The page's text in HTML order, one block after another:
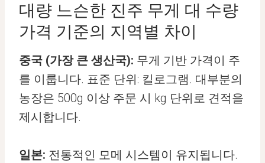
대량 느슨한 진주 무게 대 수량
가격 기준의 지역별 차이
중국 (가장 큰 생산국): 무게 기반 가격이 주
를 이룹니다. 표준 단위: 킬로그램. 대부분의
농장은 500g 이상 주문 시 kg 단위로 견적을
제시합니다.
일본: 전통적인 모메 시스템이 유지됩니다.